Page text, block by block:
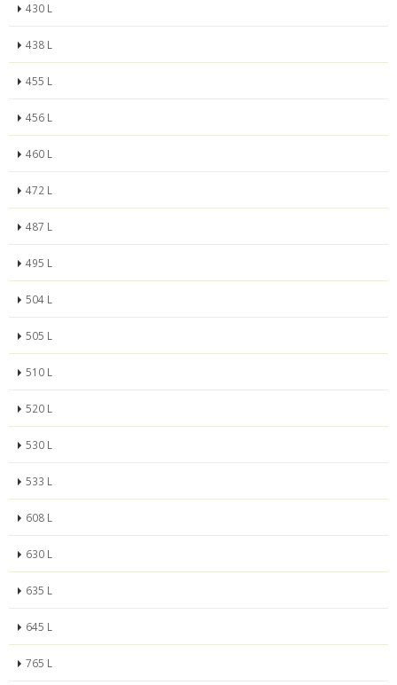
430 L
438 L
455 L
456 L
460 L
472 L
487 L
495 L
504 L
505 L
510 L
520 L
530 L
533 L
608 L
630 L
635 L
645 L
765 L